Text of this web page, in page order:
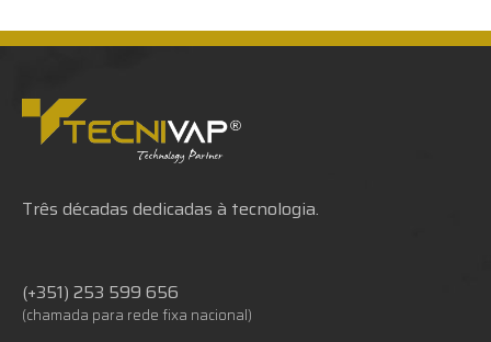
Três décadas dedicadas à tecnologia.
(+351) 253 599 656
(chamada para rede fixa nacional)